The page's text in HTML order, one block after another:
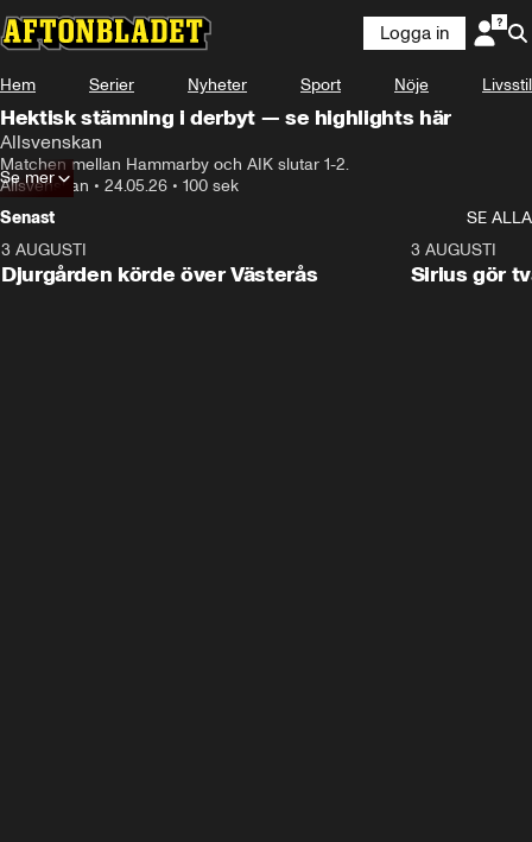
Logga in
Hem Serier Nyheter Sport Nöje Livsstil
Hektisk stämning i derbyt — se highlights här
Allsvenskan
Matchen mellan Hammarby och AIK slutar 1-2.
Allsvenskan • 24.05.26 • 100 sek
Se mer
Senast
SE ALLA
3 AUGUSTI
Djurgården körde över Västerås
3 AUGUSTI
Sirius gör